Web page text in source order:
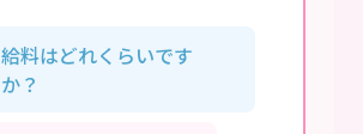
給料はどれくらいです
か？